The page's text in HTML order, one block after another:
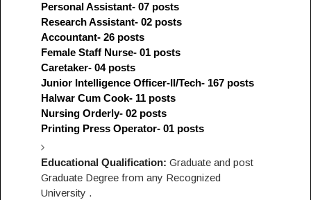
Personal Assistant- 07 posts
Research Assistant- 02 posts
Accountant- 26 posts
Female Staff Nurse- 01 posts
Caretaker- 04 posts
Junior Intelligence Officer-II/Tech- 167 posts
Halwar Cum Cook- 11 posts
Nursing Orderly- 02 posts
Printing Press Operator- 01 posts
Educational Qualification: Graduate and post
Graduate Degree from any Recognized
University .